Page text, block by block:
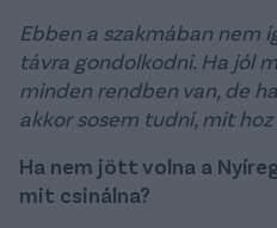
Ebben a szakmában nem
távra gondolkodni. Ha jól
minden rendben van, de
akkor sosem tudni, mit hoz
Ha nem jött volna a
mit csinálna?